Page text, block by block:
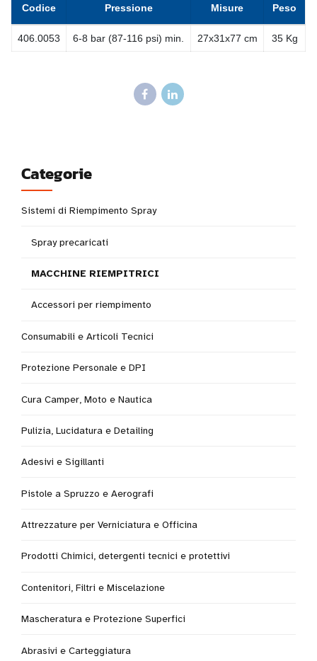
Codice Pressione Misure Peso
406.0053 6-8 bar (87-116 psi) min. 27x31x77 cm 35 Kg
Categorie
Sistemi di Riempimento Spray
Spray precaricati
MACCHINE RIEMPITRICI
Accessori per riempimento
Consumabili e Articoli Tecnici
Protezione Personale e DPI
Cura Camper, Moto e Nautica
Pulizia, Lucidatura e Detailing
Adesivi e Sigillanti
Pistole a Spruzzo e Aerografi
Attrezzature per Verniciatura e Officina
Prodotti Chimici, detergenti tecnici e protettivi
Contenitori, Filtri e Miscelazione
Mascheratura e Protezione Superfici
Abrasivi e Carteggiatura